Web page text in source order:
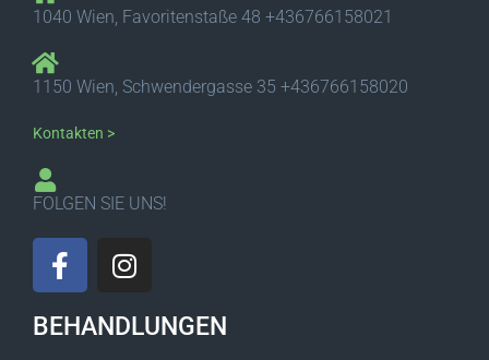
1040 Wien, Favoritenstaße 48 +436766158021
1150 Wien, Schwendergasse 35 +436766158020
Kontakten >
FOLGEN SIE UNS!
F
a
e
I
n
t
BEHANDLUNGEN